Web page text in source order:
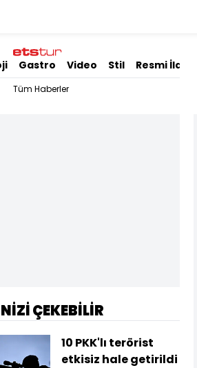
Gastro Video Stil Resmi İlanlar
Tüm Haberler
ÇEKEBİLİR
10 PKK'lı terörist
etkisiz hale getirildi